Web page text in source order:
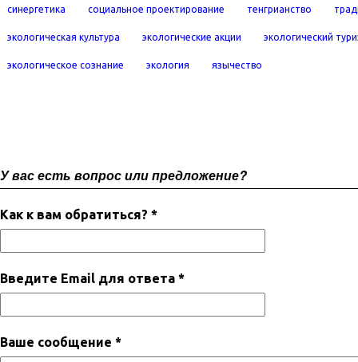
синергетика социальное проектирование тенгрианство
экологическая культура экологические акции экологический
экологическое сознание экология язычество
У вас есть вопрос или предложение?
Как к вам обратиться? *
Введите Email для ответа *
Ваше сообщение *